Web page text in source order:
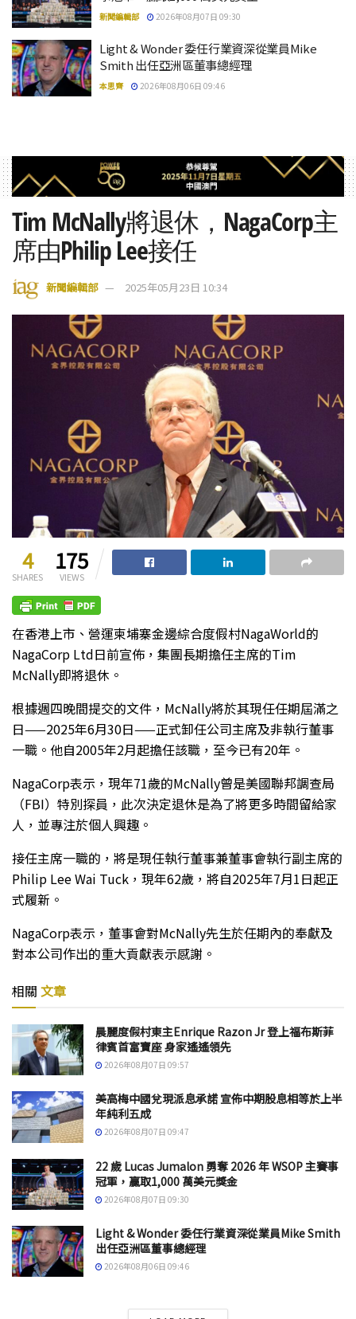
新聞編輯部 2026年08月07日 09:30
Light & Wonder 委任行業資深從業員Mike
Smith 出任亞洲區董事總經理
本思齊 2026年08月06日 09:46
Tim McNally將退休，NagaCorp主
席由Philip Lee接任
新聞編輯部 2025年05月23日 10:34
4
SHARES
175
VIEWS
在香港上市、營運柬埔寨金邊綜合度假村NagaWorld的
NagaCorp Ltd日前宣佈，集團長期擔任主席的Tim
McNally即將退休。
根據週四晚間提交的文件，McNally將於其現任任期屆滿之
日——2025年6月30日——正式卸任公司主席及非執行董事
一職。他自2005年2月起擔任該職，至今已有20年。
NagaCorp表示，現年71歲的McNally曾是美國聯邦調查局
（FBI）特別探員，此次決定退休是為了將更多時間留給家
人，並專注於個人興趣。
接任主席一職的，將是現任執行董事兼董事會執行副主席的
Philip Lee Wai Tuck，現年62歲，將自2025年7月1日起正
式履新。
NagaCorp表示，董事會對McNally先生於任期內的奉獻及
對本公司作出的重大貢獻表示感謝。
相關 文章
晨麗度假村東主Enrique Razon Jr 登上福布斯菲
律賓首富寶座 身家遙遙領先
2026年08月07日 09:57
美高梅中國兌現派息承諾 宣佈中期股息相等於上半
年純利五成
2026年08月07日 09:47
22 歲 Lucas Jumalon 勇奪 2026 年 WSOP 主賽事
冠軍，贏取1,000 萬美元獎金
2026年08月07日 09:30
Light & Wonder 委任行業資深從業員Mike Smith
出任亞洲區董事總經理
2026年08月06日 09:46